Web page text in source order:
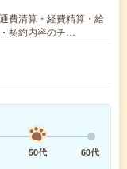
費清算・経費精算・給
契約内容のチ…
50代
60代